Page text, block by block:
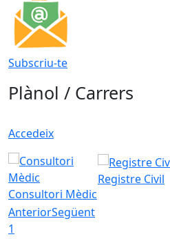
Subscriu-te
Plànol / Carrers
Accedeix
Consultori Mèdic
Registre Civil
AnteriorSegüent
1